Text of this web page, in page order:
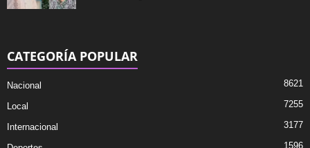
CATEGORÍA POPULAR
Nacional 8621
Local 7255
Internacional 3177
1596